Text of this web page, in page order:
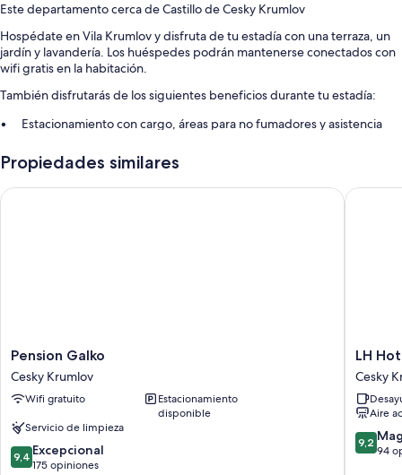
Este departamento cerca de Castillo de Cesky Krumlov
Hospédate en Vila Krumlov y disfruta de tu estadía con una terraza, un
jardín y lavandería. Los huéspedes podrán mantenerse conectados con
wifi gratis en la habitación.
También disfrutarás de los siguientes beneficios durante tu estadía:
Estacionamiento con cargo, áreas para no fumadores y asistencia
Resguardo de equipaje
Los huéspedes dejan excelentes opiniones sobre el estado general
Televisiones de pantalla plana con canales de televisión por cable
Cocinas, refrigeradores y microondas
Propiedades similares
Pension
Galko
Cesky
Krumlov
Pension Galko
Cesky Krumlov
Wifi gratuito
Estacionamiento
disponible
Servicio de limpieza
9.4
de
9,4 Excepcional
175 opiniones
Pension Galko
LH
Hotel
Mlýn
Old
Town
Cesky
Krumlov
LH
Cesky
Aire
9.2
de
9,2
94
LH